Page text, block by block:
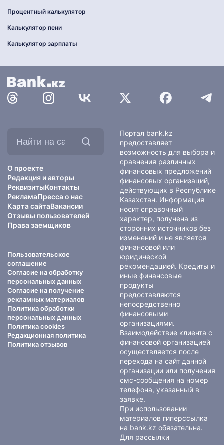
Процентный калькулятор
Калькулятор пени
Калькулятор зарплаты
О проекте
Редакция и авторы
РеквизитыКонтакты
РекламаПресса о нас
Карта сайтаВакансии
Отзывы пользователей
Права заемщиков
Пользовательское
соглашение
Согласие на обработку
персональных данных
Согласие на получение
рекламных материалов
Политика обработки
персональных данных
Политика cookies
Редакционная политика
Политика отзывов
Портал bank.kz
предоставляет
возможность для выбора и
сравнения различных
финансовых предложений
финансовых организаций,
действующих в Республике
Казахстан. Информация
носит справочный
характер, получена из
сторонних источников без
изменений и не является
финансовой или
юридической
рекомендацией. Кредиты и
иные финансовые
продукты
предоставляются
непосредственно
финансовыми
организациями.
Взаимодействие клиента с
финансовой организацией
осуществляется после
перехода на сайт данной
организации или получения
смс-сообщения на номер
телефона, указанный в
заявке.
При использовании
материалов гиперссылка
на bank.kz обязательна.
Для рассылки